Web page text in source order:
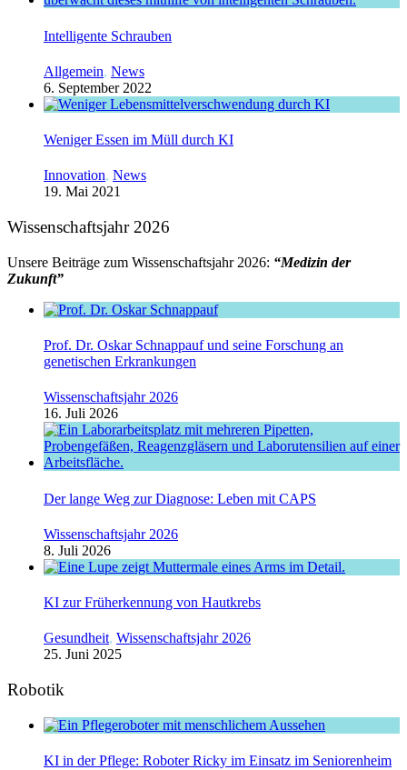
Intelligente Schrauben
Allgemein, News
6. September 2022
Weniger Essen im Müll durch KI
Innovation, News
19. Mai 2021
Wissenschaftsjahr 2026
Unsere Beiträge zum Wissenschaftsjahr 2026: “Medizin der
Zukunft”
Prof. Dr. Oskar Schnappauf und seine Forschung an
genetischen Erkrankungen
Wissenschaftsjahr 2026
16. Juli 2026
Der lange Weg zur Diagnose: Leben mit CAPS
Wissenschaftsjahr 2026
8. Juli 2026
KI zur Früherkennung von Hautkrebs
Gesundheit, Wissenschaftsjahr 2026
25. Juni 2025
Robotik
KI in der Pflege: Roboter Ricky im Einsatz im Seniorenheim